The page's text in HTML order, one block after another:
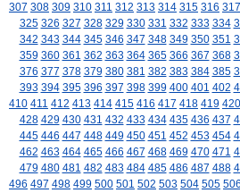
307 308 309 310 311 312 313 314 315 316 317
325 326 327 328 329 330 331 332 333 334
342 343 344 345 346 347 348 349 350 351
359 360 361 362 363 364 365 366 367 368
376 377 378 379 380 381 382 383 384 385
393 394 395 396 397 398 399 400 401 402
410 411 412 413 414 415 416 417 418 419 420
428 429 430 431 432 433 434 435 436 437
445 446 447 448 449 450 451 452 453 454
462 463 464 465 466 467 468 469 470 471
479 480 481 482 483 484 485 486 487 488
496 497 498 499 500 501 502 503 504 505 506